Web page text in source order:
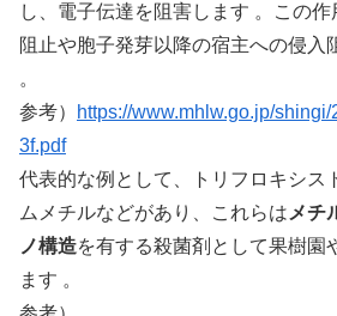
し、電子伝達を阻害します 。この
阻止や胞子発芽以降の宿主への侵入
。
参考）
https://www.mhlw.go.jp/
3f.pdf
代表的な例として、トリフロキシス
ムメチルなどがあり、これらは メチ
ノ構造を有する殺菌剤として果樹園
ます 。